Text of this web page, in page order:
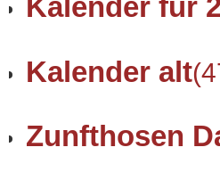
Kalender alt
Zunfthosen